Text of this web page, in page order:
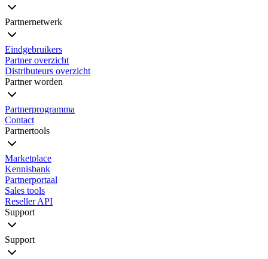
Partnernetwerk
Eindgebruikers
Partner overzicht
Distributeurs overzicht
Partner worden
Partnerprogramma
Contact
Partnertools
Marketplace
Kennisbank
Partnerportaal
Sales tools
Reseller API
Support
Support